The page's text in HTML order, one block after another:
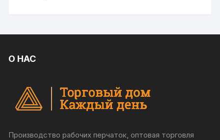
О НАС
Производство рабочих перчаток, оптовая торговля